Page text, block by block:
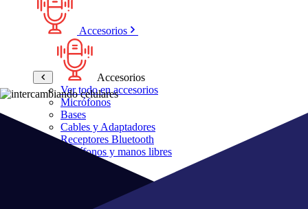
Accesorios
Accesorios
Ver todo en accesorios
Micrófonos
Bases
Cables y Adaptadores
Receptores Bluetooth
Audífonos y manos libres